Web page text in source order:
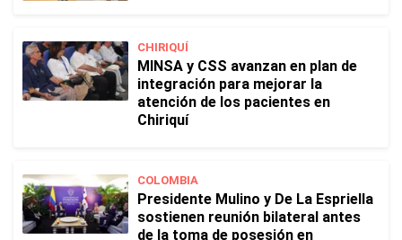
CHIRIQUÍ
MINSA y CSS avanzan en plan de
integración para mejorar la
atención de los pacientes en
Chiriquí
COLOMBIA
Presidente Mulino y De La Espriella
sostienen reunión bilateral antes
de la toma de posesión en